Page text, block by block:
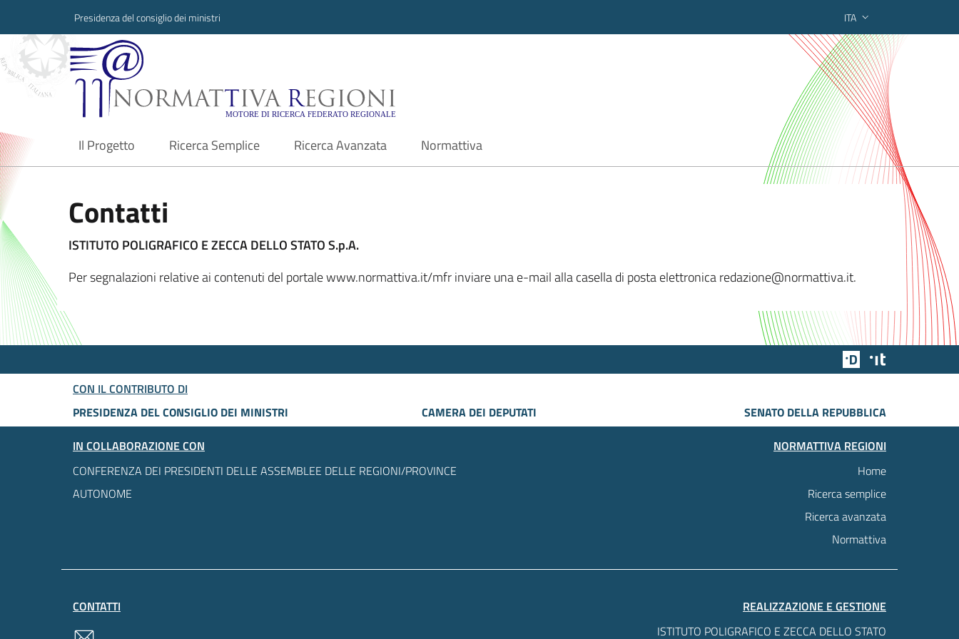
Presidenza del consiglio dei ministri ITA
Normattiva Regioni - Motore di ricerca federato regionale
Il Progetto
current Ricerca Semplice Ricerca Avanzata Normattiva
Contatti
ISTITUTO POLIGRAFICO E ZECCA DELLO STATO S.p.A.
Per segnalazioni relative ai contenuti del portale www.normattiva.it/mfr inviare una e-mail alla casella di posta elettronica redazione@normattiva.it.
Team Digitale
CON IL CONTRIBUTO DI
PRESIDENZA DEL CONSIGLIO DEI MINISTRI
CAMERA DEI DEPUTATI
SENATO DELLA REPUBBLICA
IN COLLABORAZIONE CON
CONFERENZA DEI PRESIDENTI DELLE ASSEMBLEE DELLE REGIONI/PROVINCE
AUTONOME
NORMATTIVA REGIONI
Home
Ricerca semplice
Ricerca avanzata
Normattiva
CONTATTI
REALIZZAZIONE E GESTIONE
ISTITUTO POLIGRAFICO E ZECCA DELLO STATO